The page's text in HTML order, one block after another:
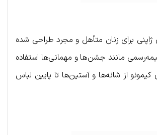
ژاپنی برای زنان متأهل و مجرد طراحی شده
مانند جشن‌ها و مهمانی‌ها استفاده
از شانه‌ها و آستین‌ها تا پایین لباس